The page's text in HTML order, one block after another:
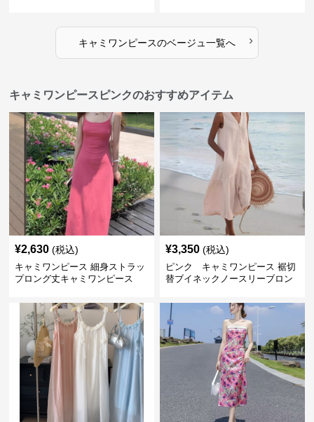
キャミワンピースのベージュ 一覧へ ›
キャミワンピースピンクのおすすめアイテム
¥2,630 (税込)
キャミワンピース 細身ストラッ
プロング丈キャミワンピース
¥3,350 (税込)
ピンク キャミワンピース 裾切
替ブイネックノースリーブロン